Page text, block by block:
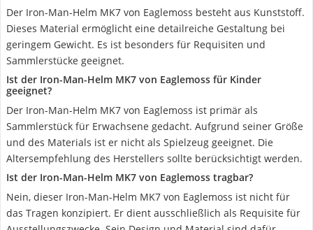
Der Iron-Man-Helm MK7 von Eaglemoss besteht aus Kunststoff.
Dieses Material ermöglicht eine detailreiche Gestaltung bei
geringem Gewicht. Es ist besonders für Requisiten und
Sammlerstücke geeignet.
Ist der Iron-Man-Helm MK7 von Eaglemoss für Kinder
geeignet?
Der Iron-Man-Helm MK7 von Eaglemoss ist primär als
Sammlerstück für Erwachsene gedacht. Aufgrund seiner Größe
und des Materials ist er nicht als Spielzeug geeignet. Die
Altersempfehlung des Herstellers sollte berücksichtigt werden.
Ist der Iron-Man-Helm MK7 von Eaglemoss tragbar?
Nein, dieser Iron-Man-Helm MK7 von Eaglemoss ist nicht für
das Tragen konzipiert. Er dient ausschließlich als Requisite für